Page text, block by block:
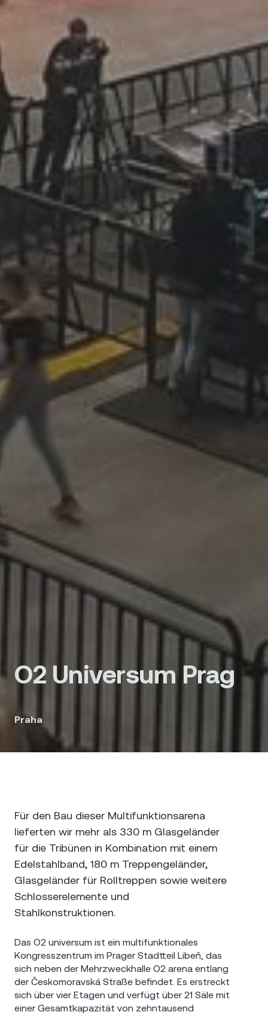
O2 Universum Prag
Praha
Für den Bau dieser Multifunktionsarena
lieferten wir mehr als 330 m Glasgeländer
für die Tribünen in Kombination mit einem
Edelstahlband, 180 m Treppengeländer,
Glasgeländer für Rolltreppen sowie weitere
Schlosserelemente und
Stahlkonstruktionen.
Das O2 universum ist ein multifunktionales
Kongresszentrum im Prager Stadtteil Libeň, das
sich neben der Mehrzweckhalle O2 arena entlang
der Českomoravská Straße befindet. Es erstreckt
sich über vier Etagen und verfügt über 21 Säle mit
einer Gesamtkapazität von zehntausend